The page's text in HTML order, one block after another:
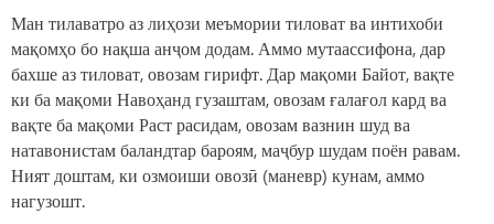
Ман тилаватро аз лиҳози меъмории тиловат ва интихоби
мақомҳо бо нақша анҷом додам. Аммо мутаассифона, дар
бахше аз тиловат, овозам гирифт. Дар мақоми Байот, вақте
ки ба мақоми Навоҳанд гузаштам, овозам ғалағол кард ва
вақте ба мақоми Раст расидам, овозам вазнин шуд ва
натавонистам баландтар бароям, маҷбур шудам поён равам.
Ният доштам, ки озмоиши овозӣ (маневр) кунам, аммо
нагузошт.